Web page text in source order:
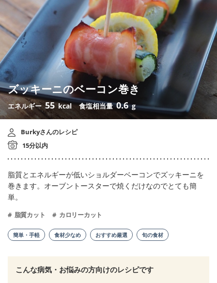
ズッキーニのベーコン巻き
エネルギー 55 kcal 食塩相当量0.6 g
Burkyさんのレシピ
15分以内
脂質とエネルギーが低いショルダーベーコンでズッキーニを
巻きます。オーブントースターで焼くだけなのでとても簡
単。
脂質カット カロリーカット
簡単・手軽 食材少なめ おすすめ厳選 旬の食材
こんな病気・お悩みの方向けのレシピです